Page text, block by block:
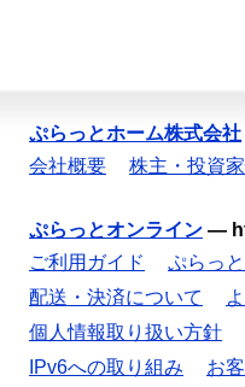
ぷらっとホーム株式会社
会社概要
株主・投資
ぷらっとオンライン —
ご利用ガイド
ぷらっ
配送・決済について
個人情報取り扱い方針
IPv6への取り組み
お